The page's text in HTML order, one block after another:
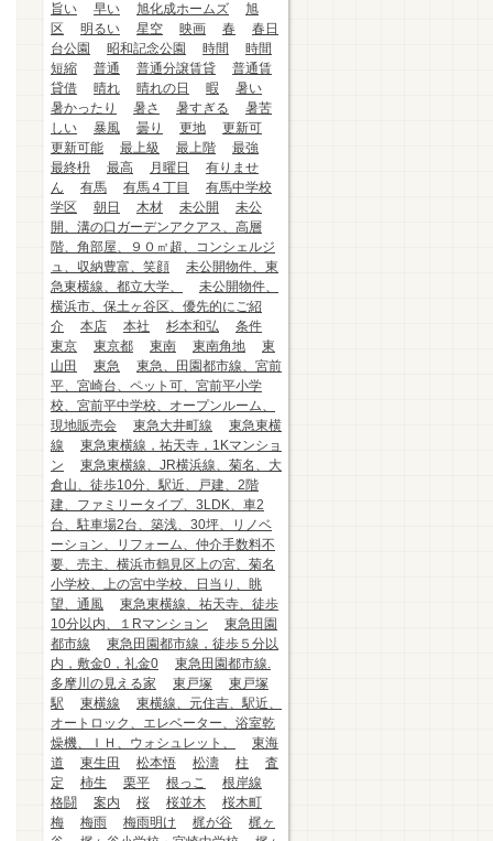
旨い
早い 旭化成ホームズ
旭
区
明るい 星空 映画 春
春日
台公園
昭和記念公園 時間
時間
短縮
普通 普通分譲賃貸
普通賃
貸借
晴れ 晴れの日 暇
暑い
暑かったり
暑さ 暑すぎる
暑苦
しい
暴風 曇り 更地
更新可
更新可能
最上級 最上階
最強
最終枡
最高 月曜日
有りませ
ん
有馬 有馬４丁目
有馬中学校
学区
朝日 木材 未公開
未公
開、溝の口ガーデンアクアス、高層
階、角部屋、９０㎡超、コンシェルジ
ュ、収納豊富、笑顔
未公開物件、東
急東横線、都立大学、
未公開物件、
横浜市、保土ヶ谷区、優先的にご紹
介
本店 本社 杉本和弘
条件
東京
東京都 東南 東南角地
東
山田
東急
東急、田園都市線、宮前
平、宮崎台、ペット可、宮前平小学
校、宮前平中学校、オープンルーム、
現地販売会
東急大井町線
東急東横
線
東急東横線，祐天寺，1Kマンショ
ン
東急東横線、JR横浜線、菊名、大
倉山、徒歩10分、駅近、戸建、2階
建、ファミリータイプ、3LDK、車2
台、駐車場2台、築浅、30坪、リノベ
ーション、リフォーム、仲介手数料不
要、売主、横浜市鶴見区上の宮、菊名
小学校、上の宮中学校、日当り、眺
望、通風
東急東横線、祐天寺、徒歩
10分以内、１Rマンション
東急田園
都市線
東急田園都市線，徒歩５分以
内，敷金0，礼金0
東急田園都市線.
多摩川の見える家
東戸塚
東戸塚
駅
東横線
東横線、元住吉、駅近、
オートロック、エレベーター、浴室乾
燥機、ＩＨ、ウォシュレット、
東海
道
東生田 松本悟 松濤 柱
査
定
柿生 栗平 根っこ
根岸線
格闘
案内 桜 桜並木
桜木町
梅
梅雨 梅雨明け 梶が谷
梶ヶ